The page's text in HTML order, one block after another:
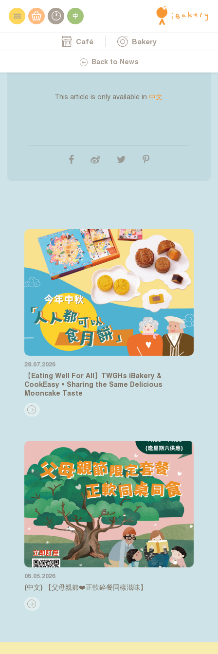
Café Bakery
Back to News
19.11.2024
tote bag正式發售📣】
This article is only available in 中文
28.07.2026
【Eating Well For All】TWGHs iBakery &
CookEasy • Sharing the Same Delicious
Mooncake Taste
06.05.2026
(中文) 【父母親節❤️正軟碎餐同樣滋味】